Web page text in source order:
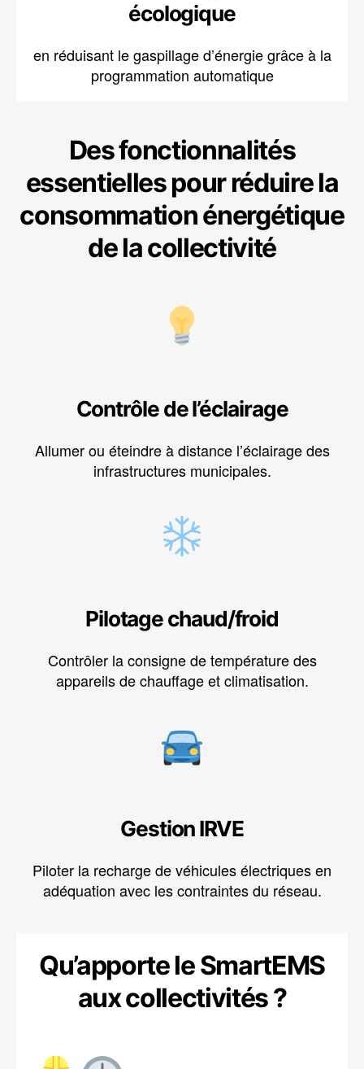
écologique
en réduisant le gaspillage d’énergie grâce à la
programmation automatique
Des fonctionnalités
essentielles pour réduire la
consommation énergétique
de la collectivité
Contrôle de l’éclairage
Allumer ou éteindre à distance l’éclairage des
infrastructures municipales.
Pilotage chaud/froid
Contrôler la consigne de température des
appareils de chauffage et climatisation.
Gestion IRVE
Piloter la recharge de véhicules électriques en
adéquation avec les contraintes du réseau.
Qu’apporte le SmartEMS
aux collectivités ?